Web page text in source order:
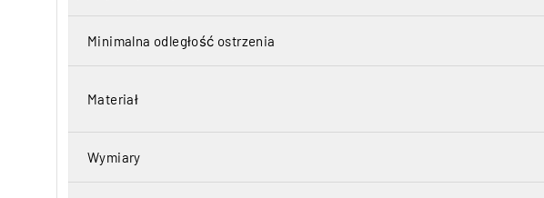
Minimalna odległość ostrzenia
Materiał
Wymiary